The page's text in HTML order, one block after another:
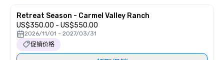
Retreat Season - Carmel Valley Ranch
US$350.00 - US$550.00
2026/11/01 - 2027/03/31
促销价格